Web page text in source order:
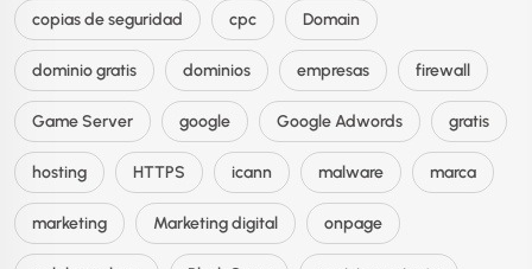
copias de seguridad cpc Domain
dominio gratis dominios empresas firewall
Game Server google Google Adwords gratis
hosting HTTPS icann malware marca
marketing Marketing digital onpage